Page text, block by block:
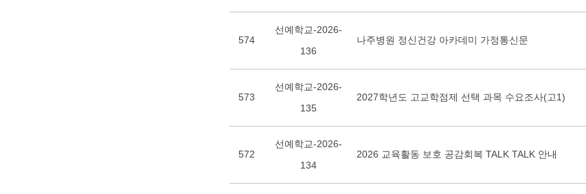
574
선예학교-2026-
136
나주병원 정신건강 아카데미 가정통신문
573
선예학교-2026-
135
2027학년도 고교학점제 선택 과목 수요조사(고1)
572
선예학교-2026-
134
2026 교육활동 보호 공감회복 TALK TALK 안내